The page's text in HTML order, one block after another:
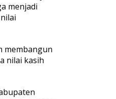
menjadi
membangun
nilai kasih